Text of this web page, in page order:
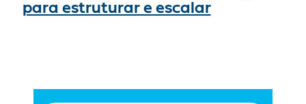
para estruturar e escalar